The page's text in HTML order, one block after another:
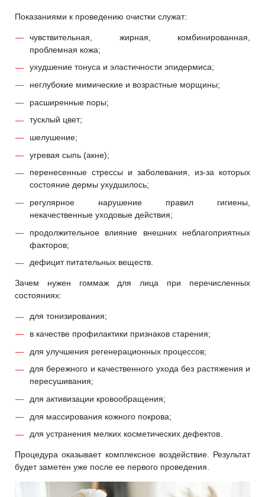
Показаниями к проведению очистки служат:
чувствительная, жирная, комбинированная,
проблемная кожа;
ухудшение тонуса и эластичности эпидермиса;
неглубокие мимические и возрастные морщины;
расширенные поры;
тусклый цвет;
шелушение;
угревая сыпь (акне);
перенесенные стрессы и заболевания, из-за которых
состояние дермы ухудшилось;
регулярное нарушение правил гигиены,
некачественные уходовые действия;
продолжительное влияние внешних неблагоприятных
факторов;
дефицит питательных веществ.
Зачем нужен гоммаж для лица при перечисленных
состояниях:
для тонизирования;
в качестве профилактики признаков старения;
для улучшения регенерационных процессов;
для бережного и качественного ухода без растяжения и
пересушивания;
для активизации кровообращения;
для массирования кожного покрова;
для устранения мелких косметических дефектов.
Процедура оказывает комплексное воздействие. Результат
будет заметен уже после ее первого проведения.